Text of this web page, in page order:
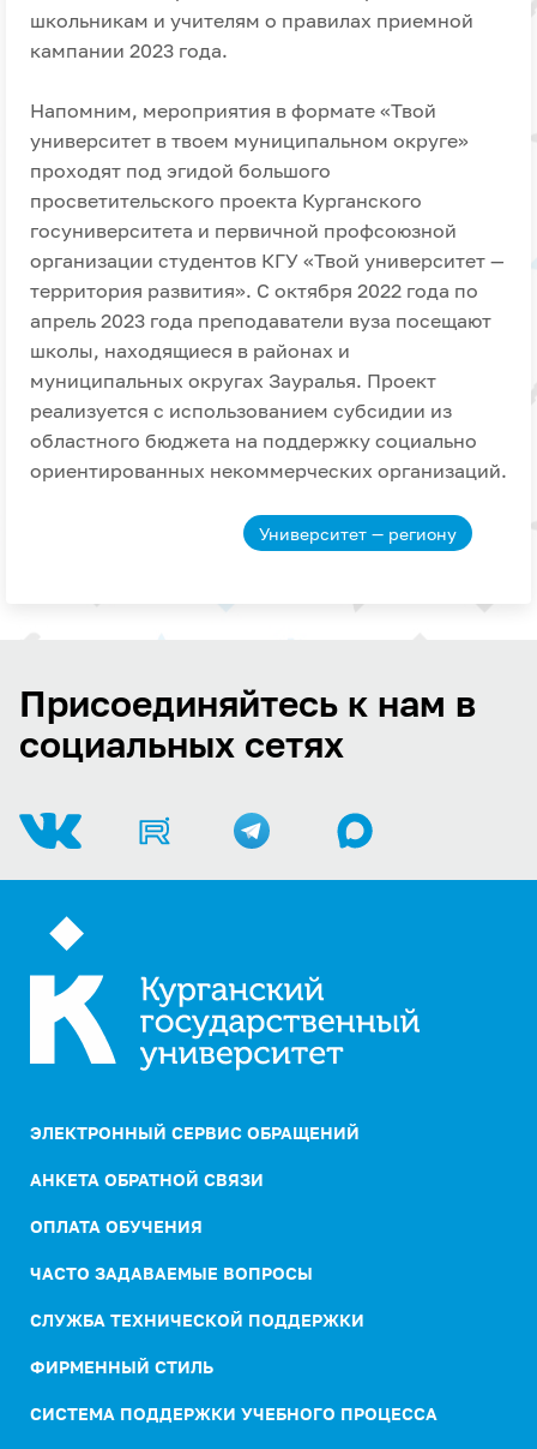
школьникам и учителям о правилах приемной
кампании 2023 года.
Напомним, мероприятия в формате «Твой
университет в твоем муниципальном округе»
проходят под эгидой большого
просветительского проекта Курганского
госуниверситета и первичной профсоюзной
организации студентов КГУ «Твой университет —
территория развития». С октября 2022 года по
апрель 2023 года преподаватели вуза посещают
школы, находящиеся в районах и
муниципальных округах Зауралья. Проект
реализуется с использованием субсидии из
областного бюджета на поддержку социально
ориентированных некоммерческих организаций.
Университет — региону
Присоединяйтесь к нам в
социальных сетях
ЭЛЕКТРОННЫЙ СЕРВИС ОБРАЩЕНИЙ
АНКЕТА ОБРАТНОЙ СВЯЗИ
ОПЛАТА ОБУЧЕНИЯ
ЧАСТО ЗАДАВАЕМЫЕ ВОПРОСЫ
СЛУЖБА ТЕХНИЧЕСКОЙ ПОДДЕРЖКИ
ФИРМЕННЫЙ СТИЛЬ
СИСТЕМА ПОДДЕРЖКИ УЧЕБНОГО ПРОЦЕССА